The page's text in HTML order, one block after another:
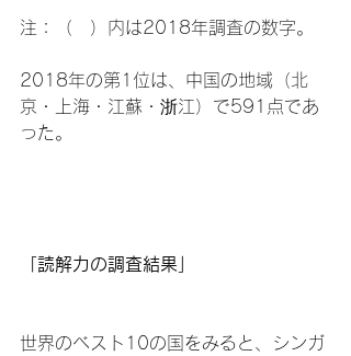
注：（　）内は2018年調査の数字。
2018年の第1位は、中国の地域（北
京・上海・江蘇・浙江）で591点であ
った。
「読解力の調査結果」
世界のベスト10の国をみると、シンガ